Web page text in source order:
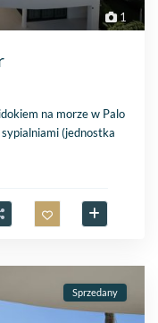
1
na morze w Palo
(jednostka
Sprzedany